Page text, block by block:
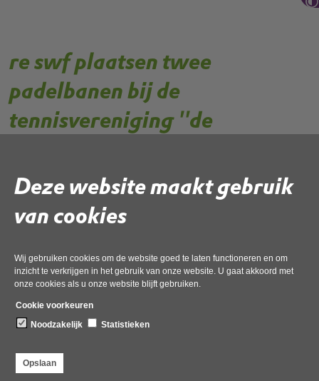
Deze website maakt gebruik
van cookies
Wij gebruiken cookies om de website goed te laten functioneren en om
inzicht te verkrijgen in het gebruik van onze website. U gaat akkoord met
onze cookies als u onze website blijft gebruiken.
Cookie voorkeuren
Noodzakelijk
Statistieken
Opslaan
re swf plaatsen twee
padelbanen bij de
tennisvereniging ''de
.msg_geanonimiseerd
Gebruik de onderstaande link om het document te downloaden.
balletuin'' omg-038267 swf .msg_geanonimiseerd’,
02 juni 2026,pdf, 233kB